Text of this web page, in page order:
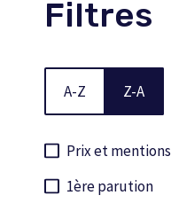
Filtres
A-Z Z-A
Prix et mentions
1ère parution